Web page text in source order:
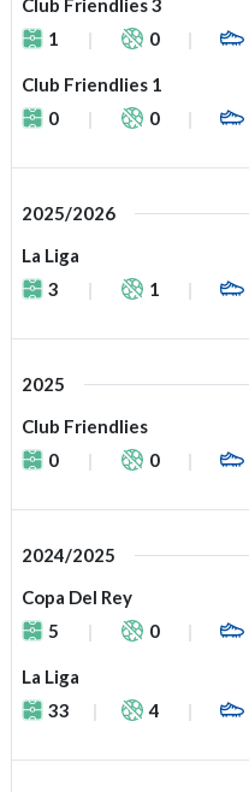
Club Friendlies 3
1
0
Club Friendlies 1
0
0
2025/2026
La Liga
3
1
2025
Club Friendlies
0
0
2024/2025
Copa Del Rey
5
0
La Liga
33
4